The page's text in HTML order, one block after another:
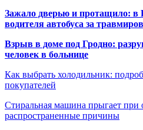
Зажало дверью и протащило: в
водителя автобуса за
Взрыв в доме под Гродно:
человек в больнице
Как выбрать холодильник:
покупателей
Стиральная машина прыгает при
распространенные причины